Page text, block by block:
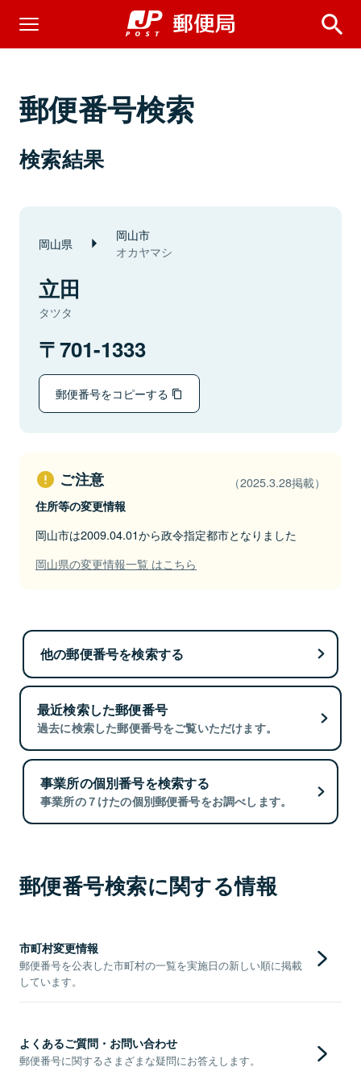
郵便番号検索
検索結果
岡山県 岡山市
オカヤマシ
立田
タツタ
701-1333
郵便番号をコピーする
ご注意 （2025.3.28掲載）
住所等の変更情報
岡山市は2009.04.01から政令指定都市となりました
岡山県の変更情報一覧 はこちら
他の郵便番号を検索する
最近検索した郵便番号
過去に検索した郵便番号をご覧いただけます。
事業所の個別番号を検索する
事業所の７けたの個別郵便番号をお調べします。
郵便番号検索に関する情報
市町村変更情報
郵便番号を公表した市町村の一覧を実施日の新しい順に掲載
しています。
よくあるご質問・お問い合わせ
郵便番号に関するさまざまな疑問にお答えします。